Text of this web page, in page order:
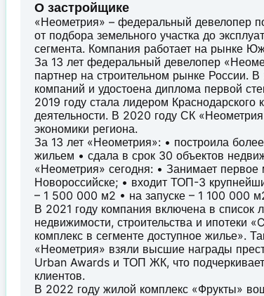
О застройщике
«Неометрия» – федеральный девелопер
от подбора земельного участка до
сегмента. Компания работает на рынке
За 13 лет федеральный девелопер
партнер на строительном рынке России.
компаний и удостоена диплома первой
2019 году стала лидером Краснодарского
деятельности. В 2020 году СК
экономики региона.
За 13 лет «Неометрия»: • построила
жильем • сдала в срок 30 объектов
«Неометрия» сегодня: • Занимает
Новороссийске; • входит ТОП-3
– 1 500 000 м2 • на запуске – 1 100 000
В 2021 году компания включена в список
недвижимости, строительства и ипотеки
комплекс в сегменте доступное жилье».
«Неометрия» взяли высшие награды
Urban Awards и ТОП ЖК, что
клиентов.
В 2022 году жилой комплекс «Фрукты»